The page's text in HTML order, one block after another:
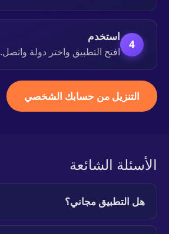
4
استخدم
افتح التطبيق واختر دولة واتصل.
التنزيل من حسابك الشخصي
الأسئلة الشائعة
هل التطبيق مجاني؟